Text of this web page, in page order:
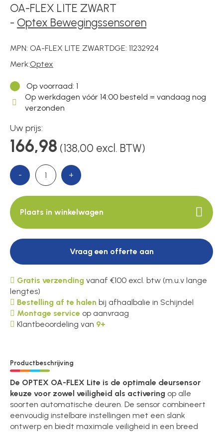
Voedingen
Contact
OA-FLEX LITE ZWART
- Optex Bewegingssensoren
MPN:OA-FLEX LITE ZWARTDGE:11232924
Merk:Optex
Op voorraad: 1
Op werkdagen vóór 14:00 besteld = vandaag nog
verzonden
Uw prijs:
166,98 (138,00 excl. BTW)
- +
Plaats in winkelwagen
Vraag een offerte aan
Gratis verzending vanaf €100 excl. btw (m.u.v lange
lengtes)
Bestelling af te halen bij afhaalbalie in Schijndel
Montage service op aanvraag
Klantbeoordeling van 9+
Productbeschrijving
De OPTEX OA-FLEX Lite is de optimale deursensor
keuze voor zowel veiligheid als activering op alle
soorten automatische deuren. De sensor combineert
eenvoudig instelbare instellingen met een slank
ontwerp en biedt maximale veiligheid in een breed